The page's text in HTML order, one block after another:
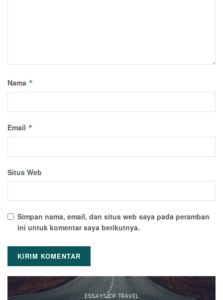
Nama *
Email *
Situs Web
Simpan nama, email, dan situs web saya pada peramban
ini untuk komentar saya berikutnya.